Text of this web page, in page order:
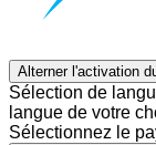
Alterner l'activation
Sélection de
langue de votre
Sélectionnez le